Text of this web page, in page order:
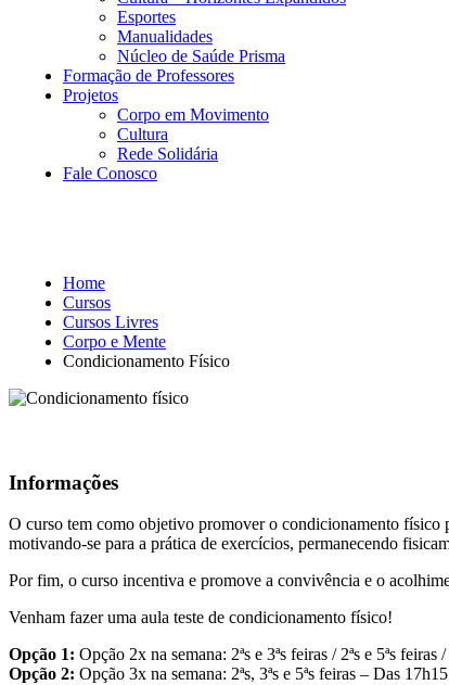
Esportes
Manualidades
Núcleo de Saúde Prisma
Formação de Professores
Projetos
Corpo em Movimento
Cultura
Rede Solidária
Fale Conosco
Home
Cursos
Cursos Livres
Corpo e Mente
Condicionamento Físico
Informações
O curso tem como objetivo promover o condicionamento físico
motivando-se para a prática de exercícios, permanecendo
Por fim, o curso incentiva e promove a convivência e o
Venham fazer uma aula teste de condicionamento físico!
Opção 1: Opção 2x na semana: 2ªs e 3ªs feiras / 2ªs e 5ªs
Opção 2: Opção 3x na semana: 2ªs, 3ªs e 5ªs feiras – Das